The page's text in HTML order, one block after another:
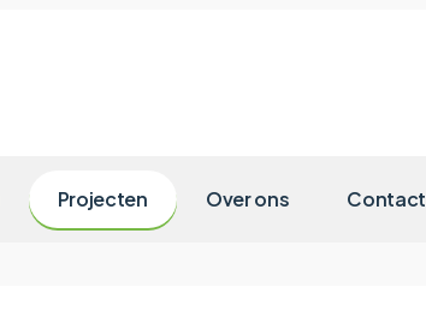
Projecten Over ons Contact